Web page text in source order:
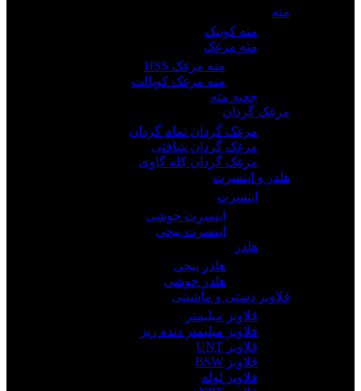
مته
مته کونیک
مته مرغک
مته مرغک HSS
مته مرغک کوبالت
جعبه مته
مرغک گردان
مرغک گردان تمام گردان
مرغک گردان شافتی
مرغک گردان کله گاوی
هلدر و اینسرت
اینسرت
اینسرت جوشی
اینسرت پیچی
هلدر
هلدر پیچی
هلدر جوشی
قلاویز دستی و ماشینی
قلاویز میلیمتر
قلاویز میلیمتر دنده ریز
قلاویز UNT
قلاویز BSW
قلاویز لوله